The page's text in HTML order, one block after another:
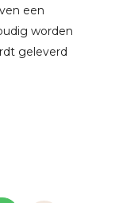
een
worden
geleverd